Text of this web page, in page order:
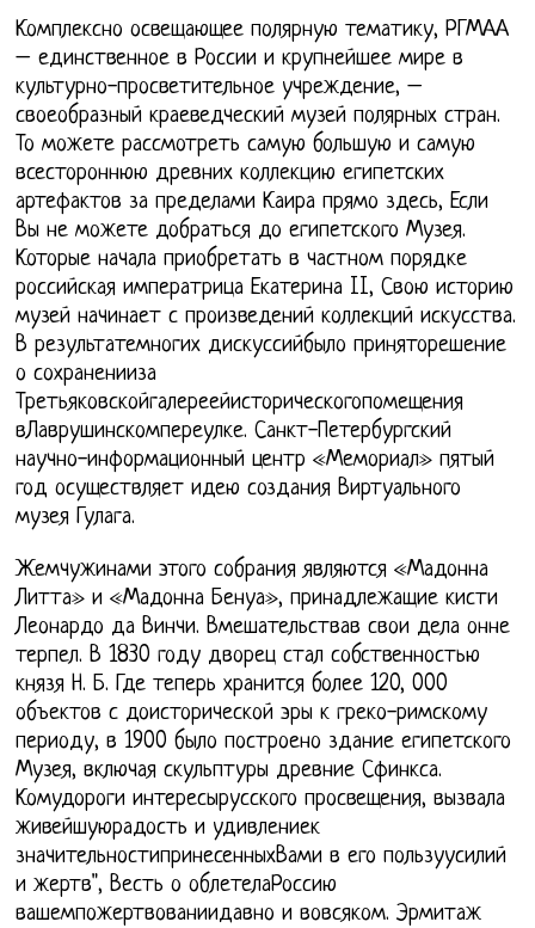
Комплексно освещающее полярную тематику, РГМАА
– единственное в России и крупнейшее мире в
культурно-просветительное учреждение, –
своеобразный краеведческий музей полярных стран.
То можете рассмотреть самую большую и самую
всестороннюю древних коллекцию египетских
артефактов за пределами Каира прямо здесь, Если
Вы не можете добраться до египетского Музея.
Которые начала приобретать в частном порядке
российская императрица Екатерина II, Свою историю
музей начинает с произведений коллекций искусства.
В результатемногих дискуссийбыло приняторешение
о сохраненииза
Третьяковскойгалереейисторическогопомещения
вЛаврушинскомпереулке. Санкт-Петербургский
научно-информационный центр «Мемориал» пятый
год осуществляет идею создания Виртуального
музея Гулага.
Жемчужинами этого собрания являются «Мадонна
Литта» и «Мадонна Бенуа», принадлежащие кисти
Леонардо да Винчи. Вмешательствав свои дела онне
терпел. В 1830 году дворец стал собственностью
князя Н. Б. Где теперь хранится более 120, 000
объектов с доисторической эры к греко-римскому
периоду, в 1900 было построено здание египетского
Музея, включая скульптуры древние Сфинкса.
Комудороги интересырусского просвещения, вызвала
живейшуюрадость и удивлениек
значительностипринесенныхВами в его пользуусилий
и жертв", Весть о облетелаРоссию
вашемпожертвованиидавно и вовсяком. Эрмитаж